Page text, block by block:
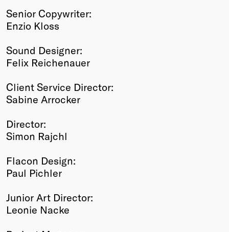
Senior Copywriter:
Enzio Kloss
Sound Designer:
Felix Reichenauer
Client Service Director:
Sabine Arrocker
Director:
Simon Rajchl
Flacon Design:
Paul Pichler
Junior Art Director:
Leonie Nacke